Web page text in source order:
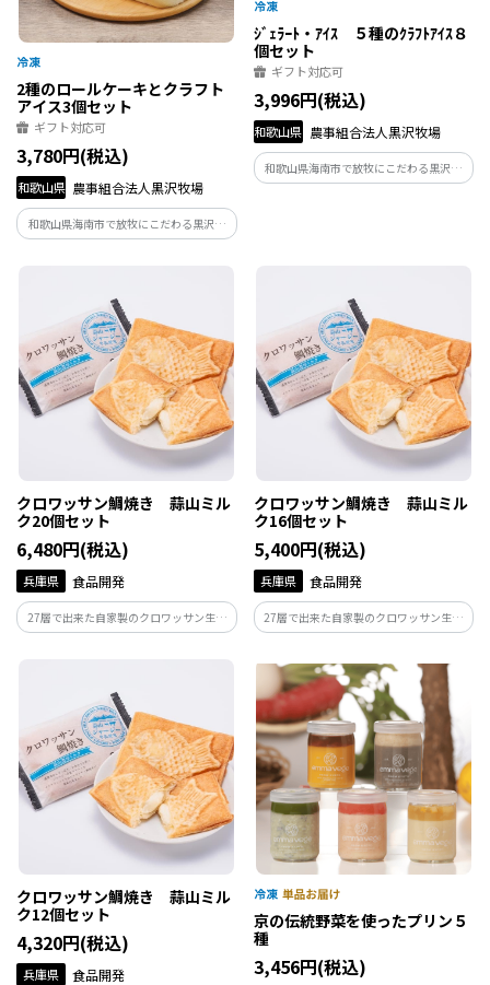
2種のロールケーキとクラフト
アイス3個セット
ギフト対応可
3,780円(税込)
和歌山県 農事組合法人黒沢牧場
和歌山県海南市で放牧にこだわる黒沢牧
場が、乳化剤・安定剤不使用で和歌山県
ットです。
ｼﾞｪﾗｰﾄ・ｱｲｽ ５種のｸﾗﾌﾄｱｲｽ８
個セット
ギフト対応可
3,996円(税込)
和歌山県 農事組合法人黒沢牧場
和歌山県海南市で放牧にこだわる黒沢牧
場が、乳化剤・安定剤不使用で和歌山県
クロワッサン鯛焼き 蒜山ミル
ク20個セット
6,480円(税込)
兵庫県 食品開発
27層で出来た自家製のクロワッサン生地
は、贅沢なほどにバターの香り高く、そ
ちりコクのある濃厚なミルククリームに
仕上げました。
クロワッサン鯛焼き 蒜山ミル
ク16個セット
5,400円(税込)
兵庫県 食品開発
27層で出来た自家製のクロワッサン生地
は、贅沢なほどにバターの香り高く、そ
高原のジャージー牛乳を使用した、もっ
ちりコクのある濃厚なミルククリームに
仕上げました。
クロワッサン鯛焼き 蒜山ミル
ク12個セット
4,320円(税込)
兵庫県 食品開発
京の伝統野菜を使ったプリン５
種
3,456円(税込)